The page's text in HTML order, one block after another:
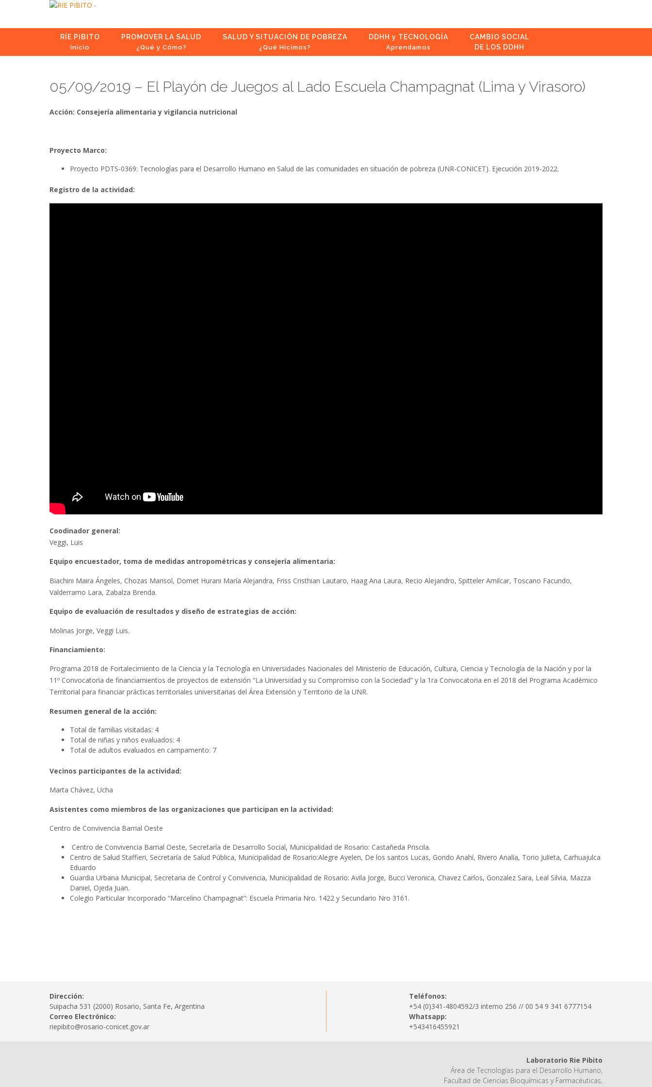
RÍE PIBITO
Inicio
PROMOVER LA SALUD
¿Qué y Cómo?
SALUD Y SITUACIÓN DE POBREZA
¿Qué Hicimos?
DDHH y TECNOLOGÍA
Aprendamos
CAMBIO SOCIAL
DE LOS DDHH
05/09/2019 – El Playón de Juegos al Lado Escuela Champagnat (Lima y Virasoro)
Acción: Consejería alimentaria y vigilancia nutricional
Proyecto Marco:
Proyecto PDTS-0369: Tecnologías para el Desarrollo Humano en Salud de las comunidades en situación de pobreza (UNR-CONICET). Ejecución 2019-2022.
Registro de la actividad:
Coodinador general:
Veggi, Luis
Equipo encuestador, toma de medidas antropométricas y consejería alimentaria:
Biachini Maira Ángeles, Chozas Marisol, Domet Hurani María Alejandra, Friss Cristhian Lautaro, Haag Ana Laura, Recio Alejandro, Spitteler Amilcar, Toscano Facundo,
Valderramo Lara, Zabalza Brenda.
Equipo de evaluación de resultados y diseño de estrategias de acción:
Molinas Jorge, Veggi Luis.
Financiamiento:
Programa 2018 de Fortalecimiento de la Ciencia y la Tecnología en Universidades Nacionales del Ministerio de Educación, Cultura, Ciencia y Tecnología de la Nación y por la
11º Convocatoria de financiamientos de proyectos de extensión “La Universidad y su Compromiso con la Sociedad” y la 1ra Convocatoria en el 2018 del Programa Académico
Territorial para financiar prácticas territoriales universitarias del Área Extensión y Territorio de la UNR.
Resumen general de la acción:
Total de familias visitadas: 4
Total de niñas y niños evaluados: 4
Total de adultos evaluados en campamento: 7
Vecinos participantes de la actividad:
Marta Chávez, Ucha
Asistentes como miembros de las organizaciones que participan en la actividad:
Centro de Convivencia Barrial Oeste
Centro de Convivencia Barrial Oeste, Secretaría de Desarrollo Social, Municipalidad de Rosario: Castañeda Priscila.
Centro de Salud Staffieri, Secretaría de Salud Pública, Municipalidad de Rosario:Alegre Ayelen, De los santos Lucas, Gondo Anahí, Rivero Analía, Torio Julieta, Carhuajulca
Eduardo
Guardia Urbana Municipal, Secretaria de Control y Convivencia, Municipalidad de Rosario: Avila Jorge, Bucci Veronica, Chavez Carlos, Gonzalez Sara, Leal Silvia, Mazza
Daniel, Ojeda Juan.
Colegio Particular Incorporado “Marcelino Champagnat”: Escuela Primaria Nro. 1422 y Secundario Nro 3161.
Dirección:
Suipacha 531 (2000) Rosario, Santa Fe, Argentina
Correo Electrónico:
riepibito@rosario-conicet.gov.ar
Teléfonos:
+54 (0)341-4804592/3 interno 256 // 00 54 9 341 6777154
Whatsapp:
+543416455921
Laboratorio Rie Pibito
Área de Tecnologías para el Desarrollo Humano,
Facultad de Ciencias Bioquímicas y Farmacéuticas,